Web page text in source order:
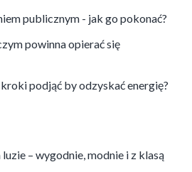
publicznym - jak go pokonać?
powinna opierać się
podjąć by odzyskać energię?
– wygodnie, modnie i z klasą